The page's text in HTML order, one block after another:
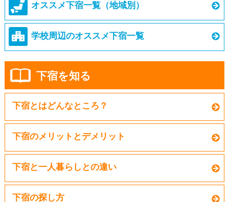
オススメ下宿一覧（地域別）
学校周辺のオススメ下宿一覧
下宿を知る
下宿とはどんなところ？
下宿のメリットとデメリット
下宿と一人暮らしとの違い
下宿の探し方